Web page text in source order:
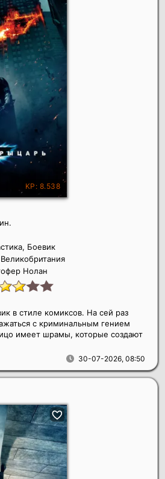
Боевик
Нолан
30-07-2026, 08:50
в стиле комиксов. На сей раз
с криминальным гением
имеет шрамы, которые создают